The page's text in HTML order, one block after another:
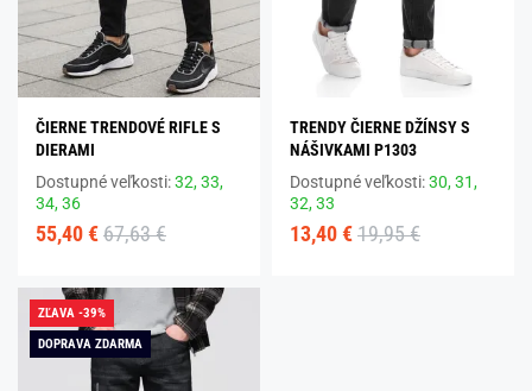
ČIERNE TRENDOVÉ RIFLE S
DIERAMI
Dostupné veľkosti:32,33,
34,36
55,40 € 67,63 €
TRENDY ČIERNE DŽÍNSY S
NÁŠIVKAMI P1303
Dostupné veľkosti:30,31,
32,33
13,40 € 19,95 €
ZĽAVA -39%
DOPRAVA ZDARMA